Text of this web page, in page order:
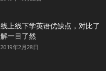
线上线下学英语优缺点，对比了
解一目了然
2019年2月28日